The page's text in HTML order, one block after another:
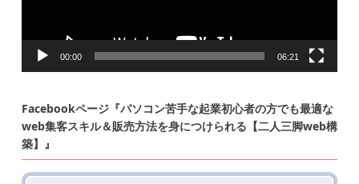
00:00 06:21
Facebookページ『パソコン苦手な起業初心者の方でも最適な
web集客スキル＆販売方法を身につけられる【二人三脚web構
築】』